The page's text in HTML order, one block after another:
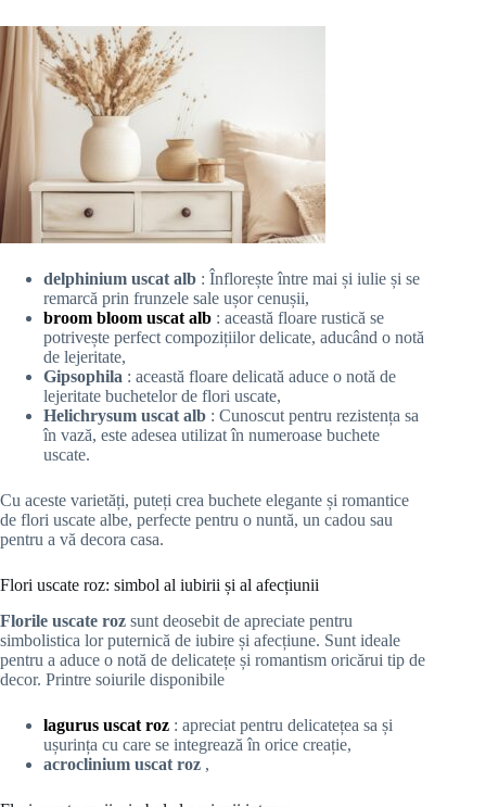
delphinium uscat alb : Înflorește între mai și iulie și se
remarcă prin frunzele sale ușor cenușii,
broom bloom uscat alb : această floare rustică se
potrivește perfect compozițiilor delicate, aducând o notă
de lejeritate,
Gipsophila : această floare delicată aduce o notă de
lejeritate buchetelor de flori uscate,
Helichrysum uscat alb : Cunoscut pentru rezistența sa
în vază, este adesea utilizat în numeroase buchete
uscate.
Cu aceste varietăți, puteți crea buchete elegante și romantice
de flori uscate albe, perfecte pentru o nuntă, un cadou sau
pentru a vă decora casa.
Flori uscate roz: simbol al iubirii și al afecțiunii
Florile uscate roz sunt deosebit de apreciate pentru
simbolistica lor puternică de iubire și afecțiune. Sunt ideale
pentru a aduce o notă de delicatețe și romantism oricărui tip de
decor. Printre soiurile disponibile
lagurus uscat roz : apreciat pentru delicatețea sa și
ușurința cu care se integrează în orice creație,
acroclinium uscat roz ,